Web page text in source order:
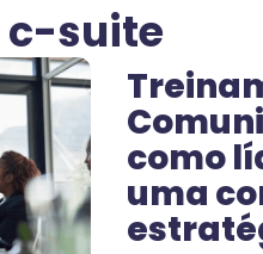
c-suite
como
uma